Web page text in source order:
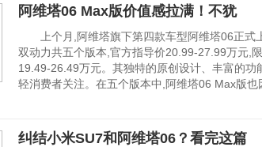
阿维塔06 Max版价值感拉满！不犹
上个月,阿维塔旗下第四款车型阿维塔06正式
双动力共五个版本,官方指导价20.99-27.99万元,
19.49-26.49万元。其独特的原创设计、丰富的功
轻消费者关注。在五个版本中,阿维塔06 Max版也
纠结小米SU7和阿维塔06？看完这篇